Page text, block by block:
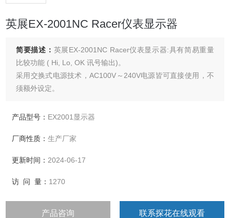
英展EX-2001NC Racer仪表显示器
简要描述： 英展EX-2001NC Racer仪表显示器:具有简易重量
比较功能 ( Hi, Lo, OK 讯号输出)。
采用交换式电源技术，AC100V～240V电源皆可直接使用，不
须额外设定。
产品型号： EX2001显示器
厂商性质：生产厂家
更新时间： 2024-06-17
访 问 量： 1270
产品咨询 联系探花在线观看